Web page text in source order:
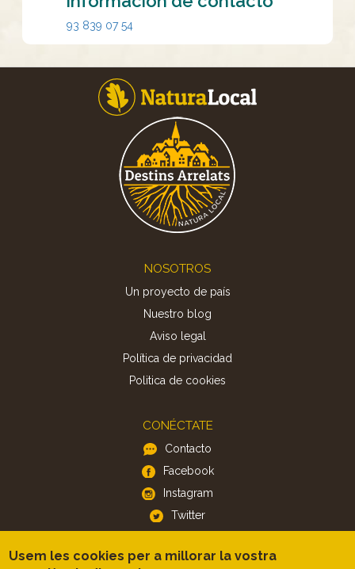
93 839 07 54
NOSOTROS
Un proyecto de país
Nuestro blog
Aviso legal
Política de privacidad
Politica de cookies
CONÉCTATE
Contacto
Facebook
Instagram
Twitter
APP
Usem les cookies per a millorar la vostra